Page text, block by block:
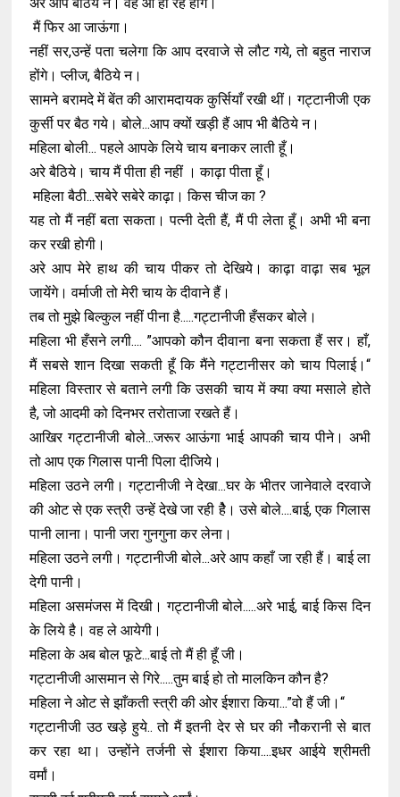
मैं फिर आ जाऊंगा।
नहीं सर,उन्हें पता चलेगा कि आप दरवाजे से लौट गये, तो बहुत नाराज
होंगे। प्लीज, बैठिये न।
सामने बरामदे में बेंत की आरामदायक कुर्सियाँ रखी थीं। गट्टानीजी एक
कुर्सी पर बैठ गये। बोले...आप क्यों खड़ी हैं आप भी बैठिये न।
महिला बोली... पहले आपके लिये चाय बनाकर लाती हूँ।
अरे बैठिये। चाय मैं पीता ही नहीं । काढ़ा पीता हूँ।
महिला बैठी...सबेरे सबेरे काढ़ा। किस चीज का ?
यह तो मैं नहीं बता सकता। पत्नी देती हैं, मैं पी लेता हूँ। अभी भी बना
कर रखी होगी।
अरे आप मेरे हाथ की चाय पीकर तो देखिये। काढ़ा वाढ़ा सब भूल
जायेंगे। वर्माजी तो मेरी चाय के दीवाने हैं।
तब तो मुझे बिल्कुल नहीं पीना है.....गट्टानीजी हँसकर बोले।
महिला भी हँसने लगी.... ”आपको कौन दीवाना बना सकता हैं सर। हाँ,
मैं सबसे शान दिखा सकती हूँ कि मैंने गट्टानीसर को चाय पिलाई।“
महिला विस्तार से बताने लगी कि उसकी चाय में क्या क्या मसाले होते
है, जो आदमी को दिनभर तरोताजा रखते हैं।
आखिर गट्टानीजी बोले...जरूर आऊंगा भाई आपकी चाय पीने। अभी
तो आप एक गिलास पानी पिला दीजिये।
महिला उठने लगी। गट्टानीजी ने देखा...घर के भीतर जानेवाले दरवाजे
की ओट से एक स्त्री उन्हें देखे जा रही हेै। उसे बोले....बाई, एक गिलास
पानी लाना। पानी जरा गुनगुना कर लेना।
महिला उठने लगी। गट्टानीजी बोले...अरे आप कहाँ जा रही हैं। बाई ला
देगी पानी।
महिला असमंजस में दिखी। गट्टानीजी बोले.....अरे भाई, बाई किस दिन
के लिये है। वह ले आयेगी।
महिला के अब बोल फूटे...बाई तो मैं ही हूँ जी।
गट्टानीजी आसमान से गिरे.....तुम बाई हो तो मालकिन कौन है?
महिला ने ओट से झाँकती स्त्री की ओर ईशारा किया...”वो हैं जी।“
गट्टानीजी उठ खड़े हुये.. तो मैं इतनी देर से घर की नौेकरानी से बात
कर रहा था। उन्होंने तर्जनी से ईशारा किया....इधर आईये श्रीमती
वर्मां।